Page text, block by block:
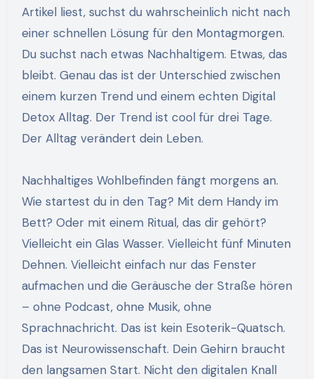
Artikel liest, suchst du wahrscheinlich nicht nach
einer schnellen Lösung für den Montagmorgen.
Du suchst nach etwas Nachhaltigem. Etwas, das
bleibt. Genau das ist der Unterschied zwischen
einem kurzen Trend und einem echten Digital
Detox Alltag. Der Trend ist cool für drei Tage.
Der Alltag verändert dein Leben.
Nachhaltiges Wohlbefinden fängt morgens an.
Wie startest du in den Tag? Mit dem Handy im
Bett? Oder mit einem Ritual, das dir gehört?
Vielleicht ein Glas Wasser. Vielleicht fünf Minuten
Dehnen. Vielleicht einfach nur das Fenster
aufmachen und die Geräusche der Straße hören
– ohne Podcast, ohne Musik, ohne
Sprachnachricht. Das ist kein Esoterik-Quatsch.
Das ist Neurowissenschaft. Dein Gehirn braucht
den langsamen Start. Nicht den digitalen Knall